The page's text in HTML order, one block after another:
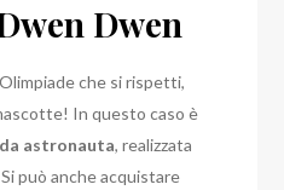
Dwen
che si rispetti,
In questo caso è
astronauta, realizzata
può anche acquistare